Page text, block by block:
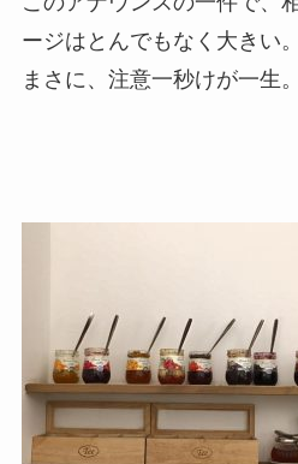
ージはとんでもなく大きい。
まさに、注意一秒けが一生。